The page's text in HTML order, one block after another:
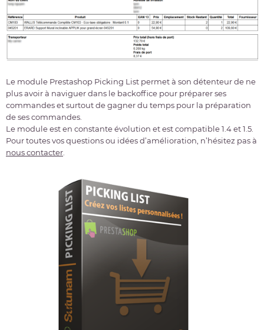
Le module Prestashop Picking List permet à son détenteur de ne
plus avoir à naviguer dans le backoffice pour préparer ses
commandes et surtout de gagner du temps pour la préparation
de ses commandes.
Le module est en constante évolution et est compatible 1.4 et 1.5.
Pour toutes vos questions ou idées d’amélioration, n’hésitez pas à
nous contacter